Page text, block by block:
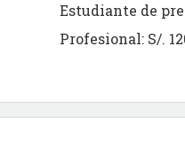
Estudiante de
Profesional: S/.